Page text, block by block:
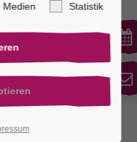
Medien Statistik